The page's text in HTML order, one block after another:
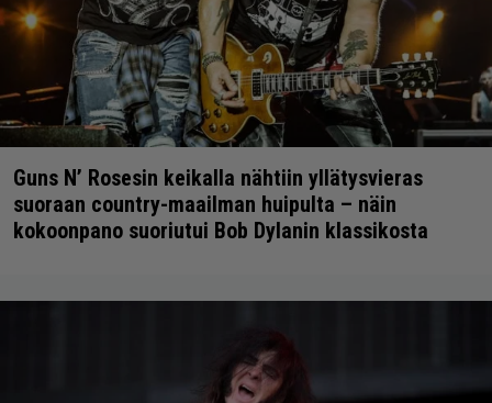
Guns N’ Rosesin keikalla nähtiin yllätysvieras
suoraan country-maailman huipulta – näin
kokoonpano suoriutui Bob Dylanin klassikosta